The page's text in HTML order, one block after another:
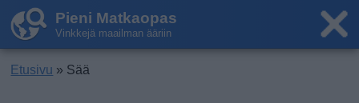
Pieni Matkaopas
Vinkkejä maailman ääriin
Etusivu » Sää